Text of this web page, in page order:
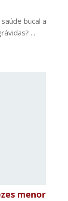
bucal a
...
menor